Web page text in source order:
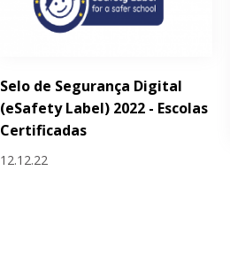
Selo de Segurança Digital
(eSafety Label) 2022 - Escolas
Certificadas
12.12.22